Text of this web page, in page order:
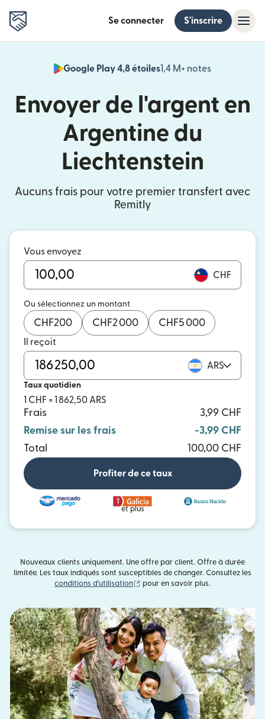
Se connecter S'inscrire
Google Play 4,8 étoiles1,4 M+ notes
Envoyer de l'argent en
Argentine du
Liechtenstein
Aucuns frais pour votre premier transfert avec
Remitly
Vous envoyez
CHF
Ou sélectionnez un montant
CHF200 CHF2 000 CHF5 000
Il reçoit
ARS
Taux quotidien
1 CHF = 1 862,50 ARS
Frais
3,99 CHF
Remise sur les frais
-3,99 CHF
Total
100,00 CHF
Profiter de ce taux
et plus
Nouveaux clients uniquement. Une offre par client. Offre à durée
limitée. Les taux indiqués sont susceptibles de changer. Consultez les
conditions d'utilisation
(s'ouvre dans une nouvelle fenêtre)
pour en savoir plus.